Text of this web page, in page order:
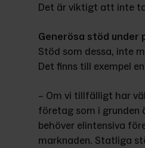
Det är viktigt att inte
Generösa stöd under
Stöd som dessa, inte
Det finns till exempel
– Om vi tillfälligt har
företag som i
behöver elintensiva
marknaden. Statliga